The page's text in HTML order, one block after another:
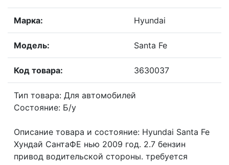
Марка: Hyundai
Модель: Santa Fe
Код товара: 3630037
Тип товара: Для автомобилей
Состояние: Б/у
Описание товара и состояние: Hyundai Santa Fe
Хундай СантаФЕ нью 2009 год. 2.7 бензин
привод водительской стороны. требуется